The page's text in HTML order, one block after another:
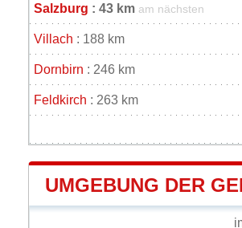
Salzburg : 43 km am nächsten
Villach : 188 km
Dornbirn : 246 km
Feldkirch : 263 km
UMGEBUNG DER